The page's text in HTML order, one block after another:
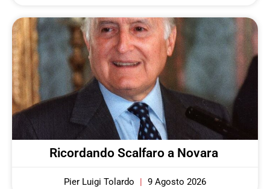
Ricordando Scalfaro a Novara
Pier Luigi Tolardo 9 Agosto 2026